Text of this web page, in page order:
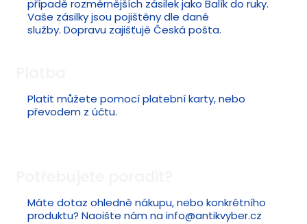
případě rozměrnějších zásilek jako Balík do ruky.
Vaše zásilky jsou pojištěny dle dané
služby. Dopravu zajišťujě Česká pošta.
Platit můžete pomocí platební karty, nebo
převodem z účtu.
Máte dotaz ohledně nákupu, nebo konkrétního
produktu? Naoište nám nainfo@antikvyber.cz